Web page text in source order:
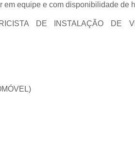
em equipe e com disponibilidade de
DE INSTALAÇÃO DE